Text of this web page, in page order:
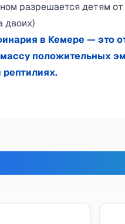
разрешается детям
двоих)
в Кемере — это
положительных